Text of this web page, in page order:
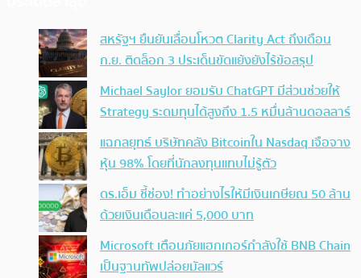
สหรัฐฯ ยืนยันเลื่อนโหวต Clarity Act ถึงเดือน
ก.ย. ติดล็อก 3 ประเด็นขัดแย้งยังไร้ข้อสรุป
Michael Saylor ยอมรับ ChatGPT มีส่วนช่วยให้
Strategy ระดมทุนได้สูงถึง 1.5 หมื่นล้านดอลลาร์
แฉกลยุทธ์ บริษัทคลัง Bitcoinใน Nasdaq เจือจาง
หุ้น 98% โดยที่นักลงทุนแทบไม่รู้ตัว
ดร.เอ็ม ชี้ช่อง! ทำอย่างไรให้มีเงินเกษียณ 50 ล้าน
ด้วยเงินเดือนละแค่ 5,000 บาท
Microsoft เตือนภัยแฮกเกอร์กำลังใช้ BNB Chain
เป็นฐานทัพปล่อยมัลแวร์